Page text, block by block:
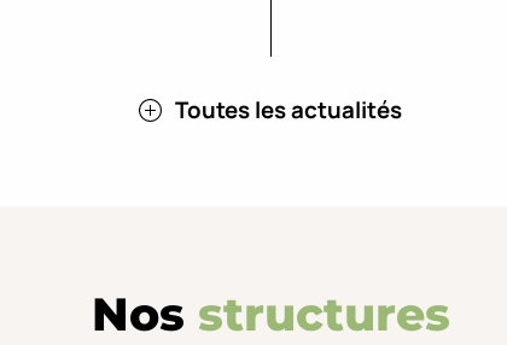
Toutes les actualités
Nos structures